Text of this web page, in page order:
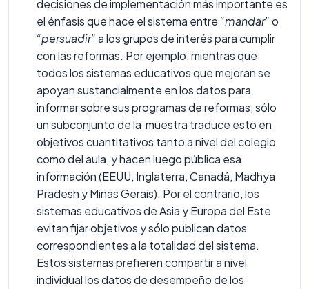
decisiones de implementación más importante es
el énfasis que hace el sistema entre “mandar”o
“persuadir”a los grupos de interés para cumplir
con las reformas. Por ejemplo, mientras que
todos los sistemas educativos que mejoran se
apoyan sustancialmente en los datos para
informar sobre sus programas de reformas, sólo
un subconjunto de la muestra traduce esto en
objetivos cuantitativos tanto a nivel del colegio
como del aula, y hacen luego pública esa
información (EEUU, Inglaterra, Canadá, Madhya
Pradesh y Minas Gerais). Por el contrario, los
sistemas educativos de Asia y Europa del Este
evitan fijar objetivos y sólo publican datos
correspondientes a la totalidad del sistema.
Estos sistemas prefieren compartir a nivel
individual los datos de desempeño de los